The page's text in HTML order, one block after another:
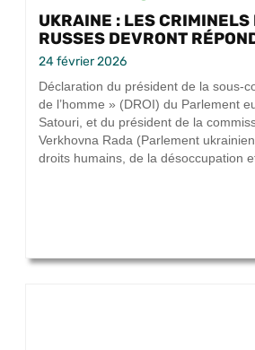
UKRAINE : LES CRIMINELS
RUSSES DEVRONT
24 février 2026
Déclaration du président de la sous-
de l’homme » (DROI) du Parlement
Satouri, et du président de la
Verkhovna Rada (Parlement
droits humains, de la désoccupation